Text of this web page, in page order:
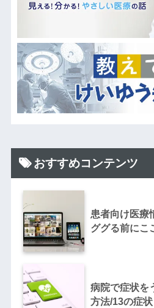
おすすめコンテンツ
患者向け医療
ググる前にこ
病院で症状を
方法/13の症